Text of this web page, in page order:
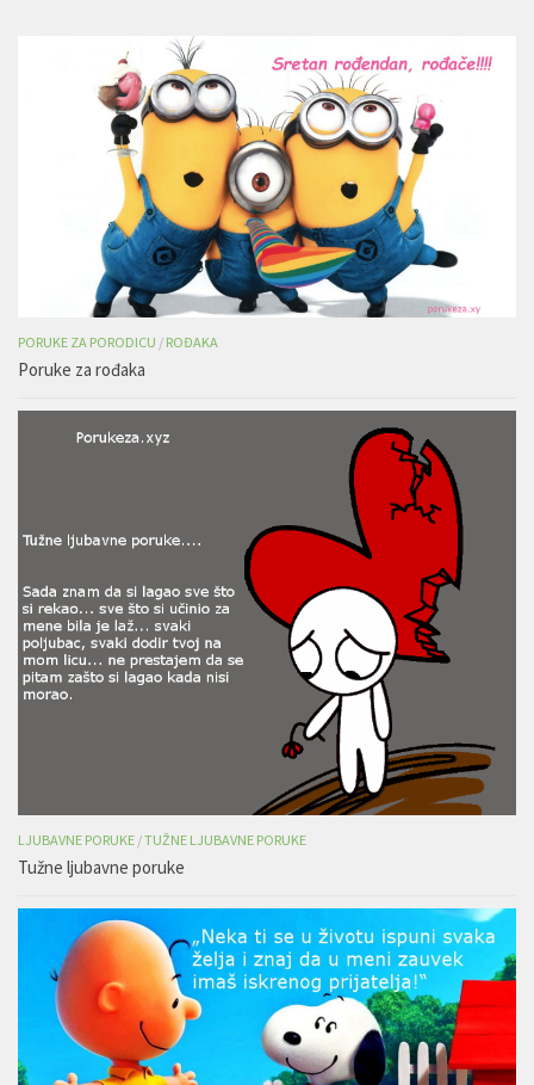
PORUKE ZA PORODICU / ROĐAKA
Poruke za rođaka
LJUBAVNE PORUKE /TUŽNE LJUBAVNE PORUKE
Tužne ljubavne poruke